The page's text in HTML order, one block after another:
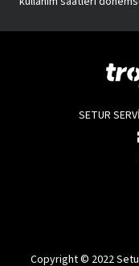
SETUR
Copyright © 2022